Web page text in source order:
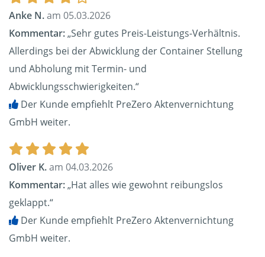
Anke N.am 05.03.2026
Kommentar:„Sehr gutes Preis-Leistungs-Verhältnis.
Allerdings bei der Abwicklung der Container Stellung
und Abholung mit Termin- und
Abwicklungsschwierigkeiten.“
Der Kunde empfiehlt PreZero Aktenvernichtung
GmbH weiter.
Oliver K.am 04.03.2026
Kommentar:„Hat alles wie gewohnt reibungslos
geklappt.“
Der Kunde empfiehlt PreZero Aktenvernichtung
GmbH weiter.